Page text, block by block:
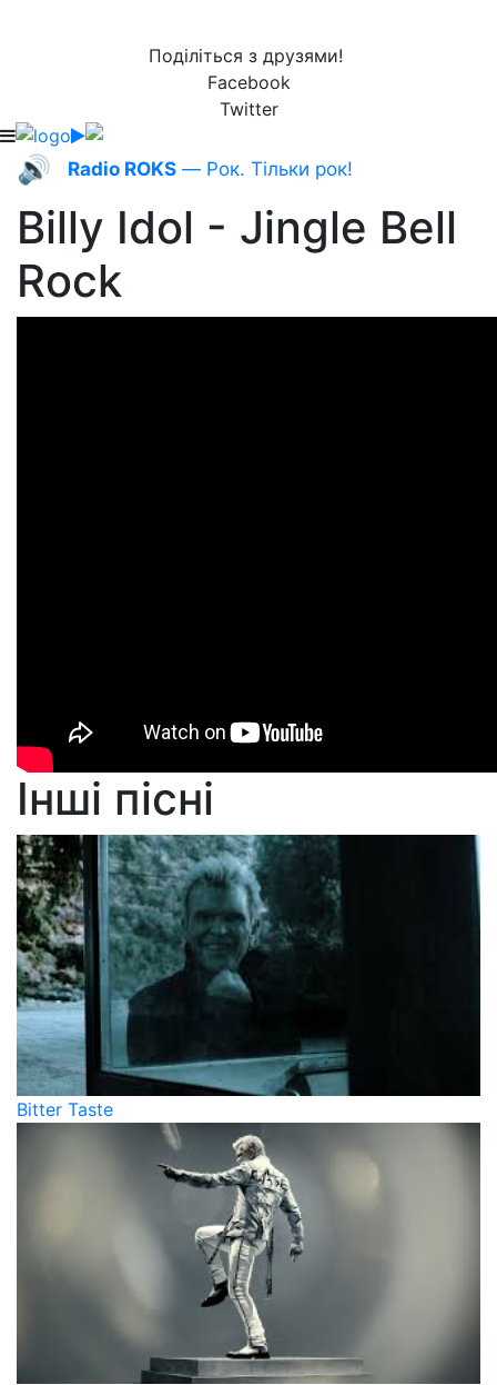
Поділіться з друзями!
Facebook
Twitter
🔊 Radio ROKS — Рок. Тільки рок!
Billy Idol - Jingle Bell
Rock
Інші пісні
Bitter Taste